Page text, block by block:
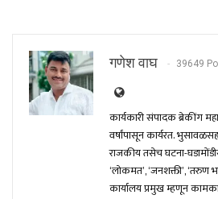
गणेश वाघ 39649
कार्यकारी संपादक ब्रेकींग
वर्षांपासून कार्यरत.
राजकीय तसेच घटना-
‘लोकमत’, ‘जनशक्ती’, ‘तरुण
कार्यालय प्रमुख म्हणून